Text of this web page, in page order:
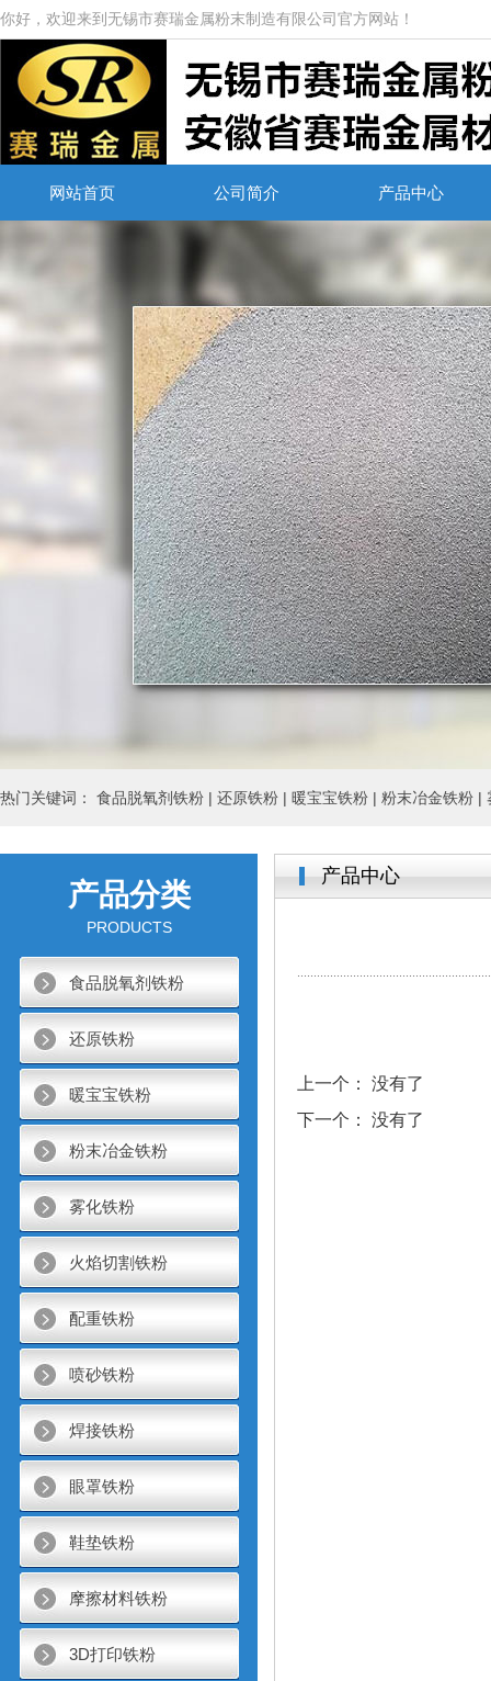
你好，欢迎来到无锡市赛瑞金属粉末制造有限公司官方网站！
网站首页 公司简介 产品中心
热门关键词： 食品脱氧剂铁粉 | 还原铁粉 | 暖宝宝铁粉 | 粉末冶金铁粉 |
产品分类
PRODUCTS
食品脱氧剂铁粉
还原铁粉
暖宝宝铁粉
粉末冶金铁粉
雾化铁粉
火焰切割铁粉
配重铁粉
喷砂铁粉
焊接铁粉
眼罩铁粉
鞋垫铁粉
摩擦材料铁粉
3D打印铁粉
产品中心
上一个： 没有了
下一个： 没有了